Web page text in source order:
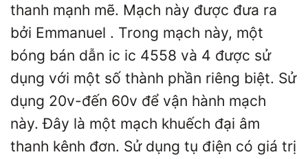
thanh mạnh mẽ. Mạch này được đưa ra
bởi Emmanuel . Trong mạch này, một
bóng bán dẫn ic ic 4558 và 4 được sử
dụng với một số thành phần riêng biệt. Sử
dụng 20v-đến 60v để vận hành mạch
này. Đây là một mạch khuếch đại âm
thanh kênh đơn. Sử dụng tụ điện có giá trị